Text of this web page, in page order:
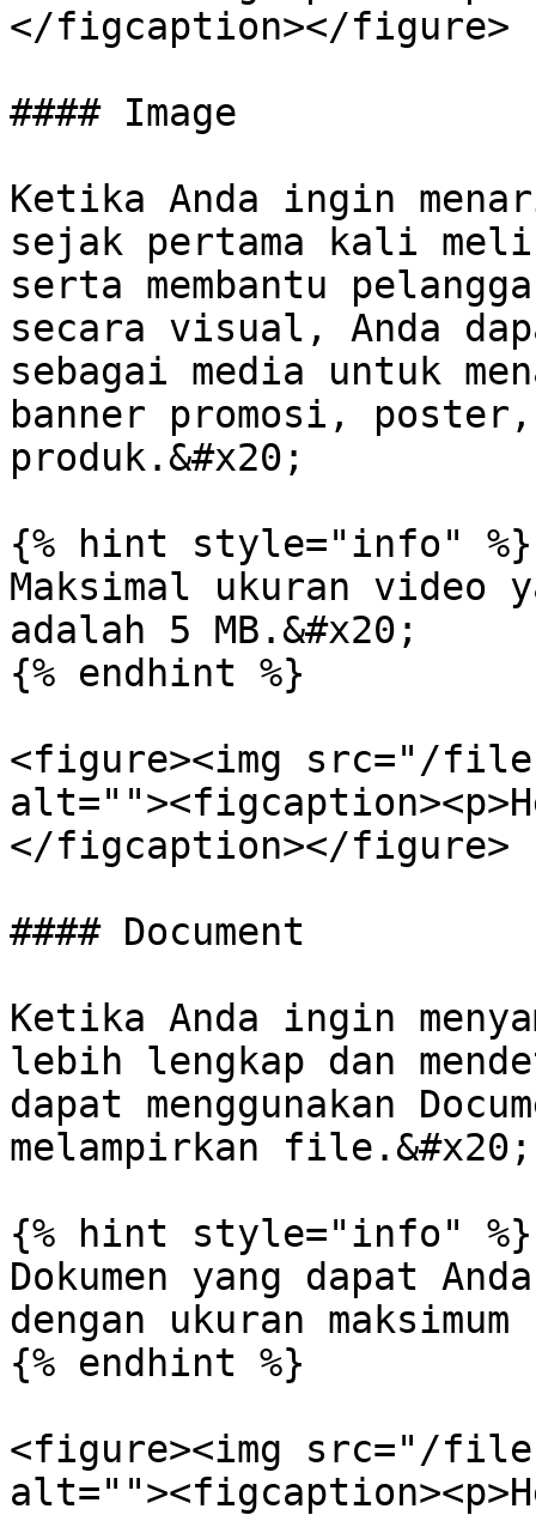
</figcaption></figure>
#### Image
Ketika Anda ingin
sejak pertama kali
serta membantu
secara visual, Anda
sebagai media untuk
banner promosi,
produk.&#x20;
{% hint style="info" %}
Maksimal ukuran video
adalah 5 MB.&#x20;
{% endhint %}
<figure><img src="/files/
</figcaption></figure>
#### Document
Ketika Anda ingin
lebih lengkap dan
dapat menggunakan
melampirkan file.&#x20;
{% hint style="info" %}
Dokumen yang dapat
dengan ukuran maksimum
{% endhint %}
<figure><img src="/files/